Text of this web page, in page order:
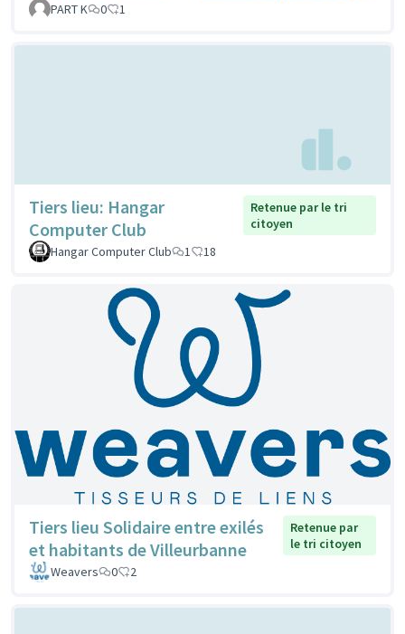
PART K
0 1
Tiers lieu: Hangar
Computer Club
Retenue par le tri
citoyen
Hangar Computer Club
1 18
Tiers lieu Solidaire entre exilés
et habitants de Villeurbanne
Retenue par
le tri citoyen
Weavers
0 2